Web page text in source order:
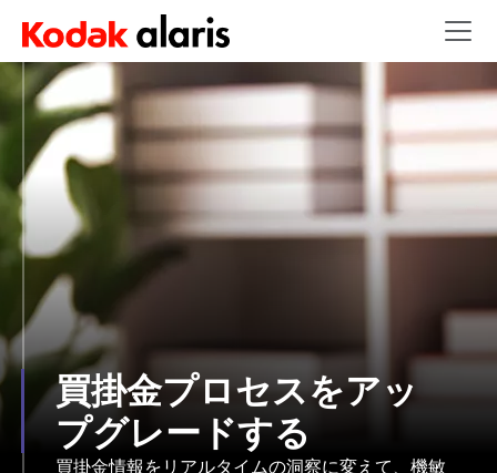
Skip to main content
買掛金プロセスをアッ
プグレードする
買掛金情報をリアルタイムの洞察に変えて、機敏